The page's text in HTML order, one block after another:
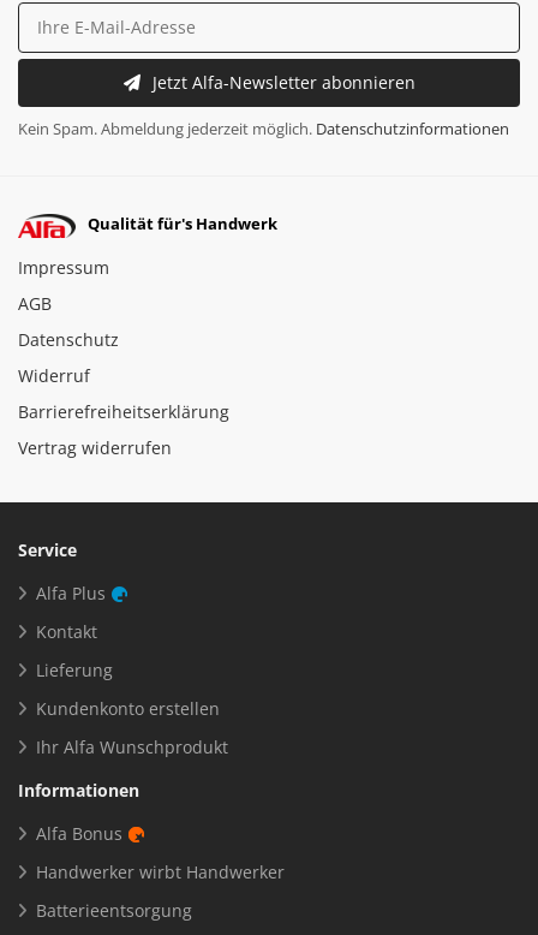
Jetzt Alfa-Newsletter abonnieren
Kein Spam. Abmeldung jederzeit möglich. Datenschutzinformationen
Qualität für's Handwerk
Impressum
AGB
Datenschutz
Widerruf
Barrierefreiheitserklärung
Vertrag widerrufen
Service
Alfa Plus
Kontakt
Lieferung
Kundenkonto erstellen
Ihr Alfa Wunschprodukt
Informationen
Alfa Bonus
Handwerker wirbt Handwerker
Batterieentsorgung